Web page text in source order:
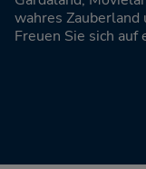
wahres Zauberland
Freuen Sie sich auf